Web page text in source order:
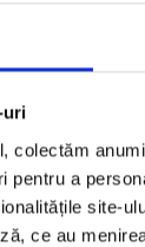
colectăm
pentru a
site-
ce au
din România